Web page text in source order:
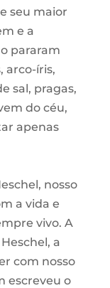
seu maior
e a
pararam
arco-íris,
sal, pragas,
do céu,
apenas
nosso
a vida e
vivo. A
a
com nosso
escreveu o